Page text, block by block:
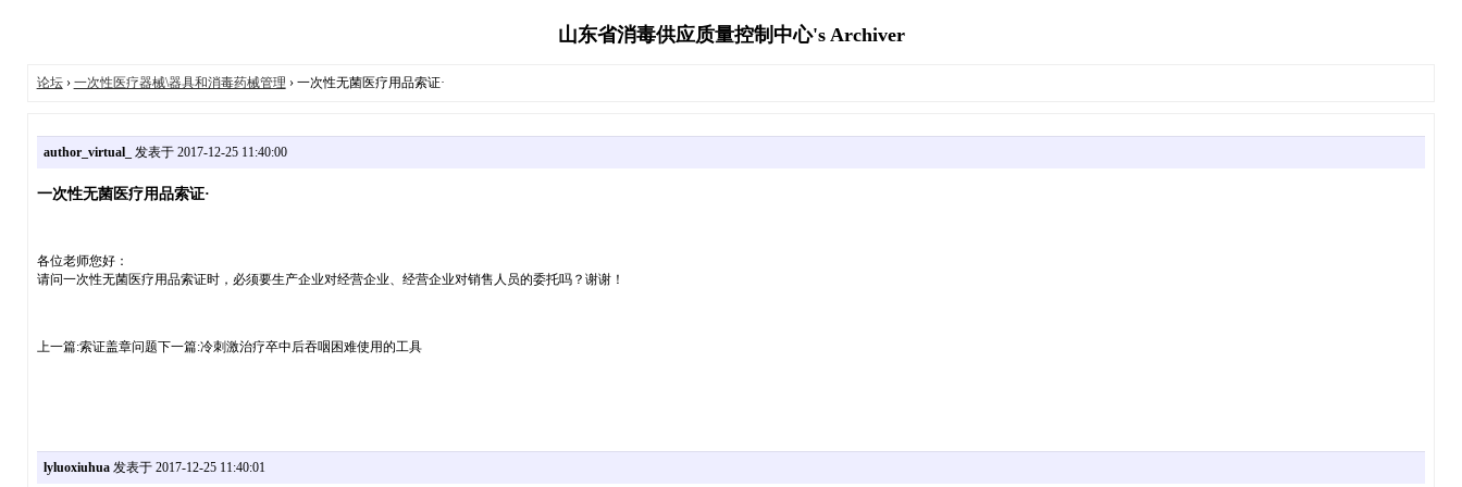
山东省消毒供应质量控制中心's Archiver
论坛› 一次性医疗器械\器具和消毒药械管理 › 一次性无菌医疗用品索证·
author_virtual_ 发表于 2017-12-25 11:40:00
一次性无菌医疗用品索证·
各位老师您好：
请问一次性无菌医疗用品索证时，必须要生产企业对经营企业、经营企业对销售人员的委托吗？谢谢！
上一篇:索证盖章问题下一篇:冷刺激治疗卒中后吞咽困难使用的工具
lyluoxiuhua发表于 2017-12-25 11:40:01